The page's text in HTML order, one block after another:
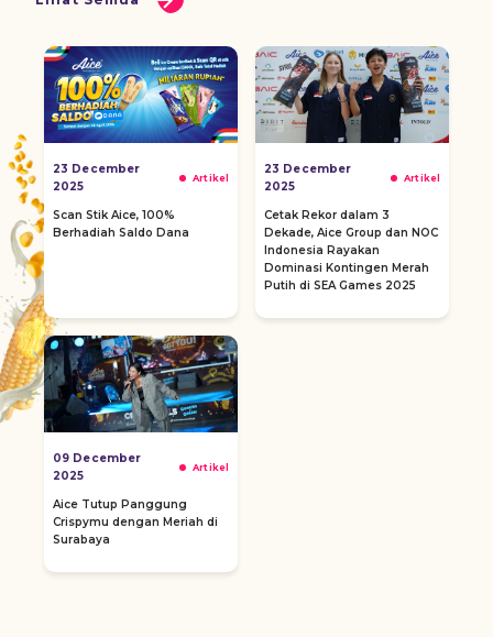
23 December
2025
Artikel
Scan Stik Aice, 100%
Berhadiah Saldo Dana
23 December
2025
Artikel
Cetak Rekor dalam 3
Dekade, Aice Group dan NOC
Indonesia Rayakan
Dominasi Kontingen Merah
Putih di SEA Games 2025
09 December
2025
Artikel
Aice Tutup Panggung
Crispymu dengan Meriah di
Surabaya